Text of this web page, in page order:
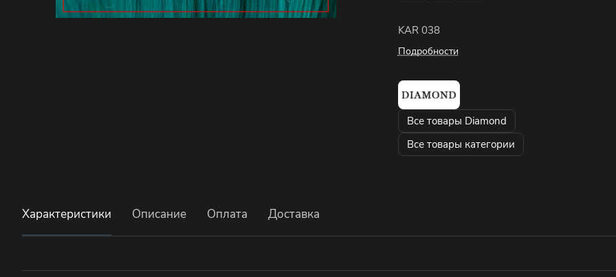
KAR 038
Подробности
Все товары Diamond
Все товары категории
Характеристики Описание Оплата Доставка